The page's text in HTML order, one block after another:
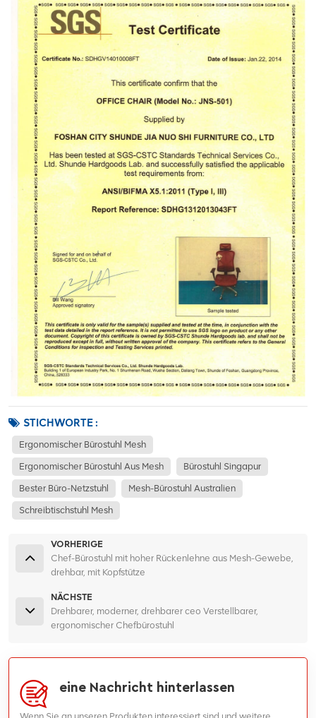
STICHWORTE :
Ergonomischer Bürostuhl Mesh
Ergonomischer Bürostuhl Aus Mesh Bürostuhl Singapur
Bester Büro-Netzstuhl Mesh-Bürostuhl Australien
Schreibtischstuhl Mesh
VORHERIGE
Chef-Bürostuhl mit hoher Rückenlehne aus Mesh-Gewebe,
drehbar, mit Kopfstütze
NÄCHSTE
Drehbarer, moderner, drehbarer ceo Verstellbarer,
ergonomischer Chefbürostuhl
eine Nachricht hinterlassen